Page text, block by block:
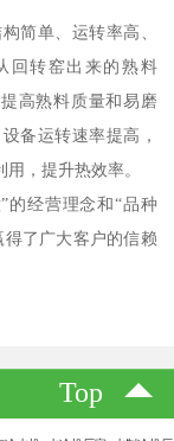
简单、运转率高、
回转窑出来的熟料
高熟料质量和易磨
备运转速率提高，
，提升热效率。
的经营理念和“品种
了广大客户的信赖
Top